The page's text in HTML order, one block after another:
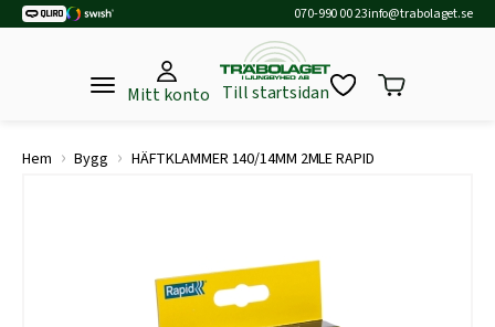
070-990 00 23info@trabolaget.se
Mitt konto Till startsidan
Hem › Bygg › HÄFTKLAMMER 140/14MM 2MLE RAPID